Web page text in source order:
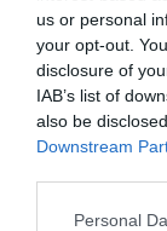
us or personal
your opt-out.
disclosure of
IAB’s list of
also be
Downstream
Personal
"Il B & B
contesto
B & B
"Il Bed and
all'interno
B & B Alla
"Il Bed and